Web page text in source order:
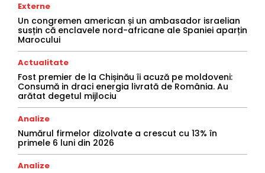
Externe
Un congremen american și un ambasador israelian
susțin că enclavele nord-africane ale Spaniei aparțin
Marocului
Actualitate
Fost premier de la Chișinău îi acuză pe moldoveni:
Consumă in draci energia livrată de România. Au
arătat degetul mijlociu
Analize
Numărul firmelor dizolvate a crescut cu 13% în
primele 6 luni din 2026
Analize